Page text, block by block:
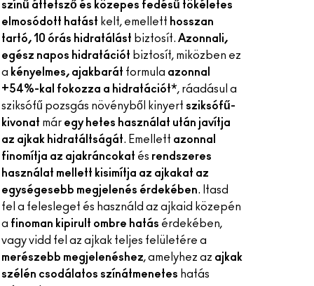
színű áttetsző és közepes fedésű tökéletes
elmosódott hatást kelt, emellett hosszan
tartó, 10 órás hidratálást biztosít. Azonnali,
egész napos hidratációt biztosít, miközben ez
a kényelmes, ajakbarát formula azonnal
+54%-kal fokozza a hidratációt*, ráadásul a
sziksófű pozsgás növényből kinyert sziksófű-
kivonat már egy hetes használat után javítja
az ajkak hidratáltságát. Emellett azonnal
finomítja az ajakráncokat és rendszeres
használat mellett kisimítja az ajkakat az
egységesebb megjelenés érdekében. Itasd
fel a felesleget és használd az ajkaid közepén
a finoman kipirult ombre hatás érdekében,
vagy vidd fel az ajkak teljes felületére a
merészebb megjelenéshez, amelyhez az ajkak
szélén csodálatos színátmenetes hatás